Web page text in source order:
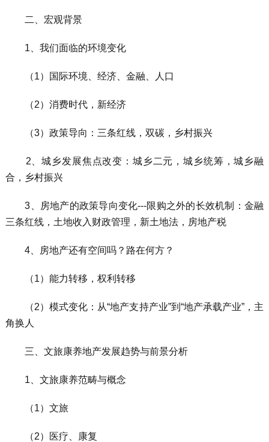
二、宏观背景
1、我们面临的环境变化
（1）国际环境、经济、金融、人口
（2）消费时代，新经济
（3）政策导向：三条红线，双碳，乡村振兴
2、城乡发展焦点改变：城乡二元，城乡统筹，城乡融
合，乡村振兴
3、房地产的政策导向变化---限购之外的长效机制：金融
三条红线，土地收入财政管理，新土地法，房地产税
4、房地产还有空间吗？路在何方？
（1）能力转移，权利转移
（2）模式变化：从“地产支持产业”到“地产承载产业”，主
角换人
三、文旅康养地产发展趋势与前景分析
1、文旅康养范畴与概念
（1）文旅
（2）医疗、康复